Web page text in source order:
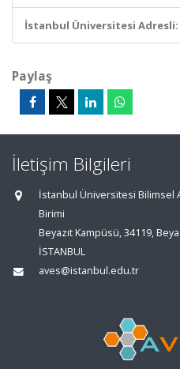
İstanbul Üniversitesi Adresli:
Paylaş
İletişim Bilgileri
İstanbul Üniversitesi Bilimsel
Birimi
Beyazıt Kampüsü, 34119,
İSTANBUL
aves@istanbul.edu.tr